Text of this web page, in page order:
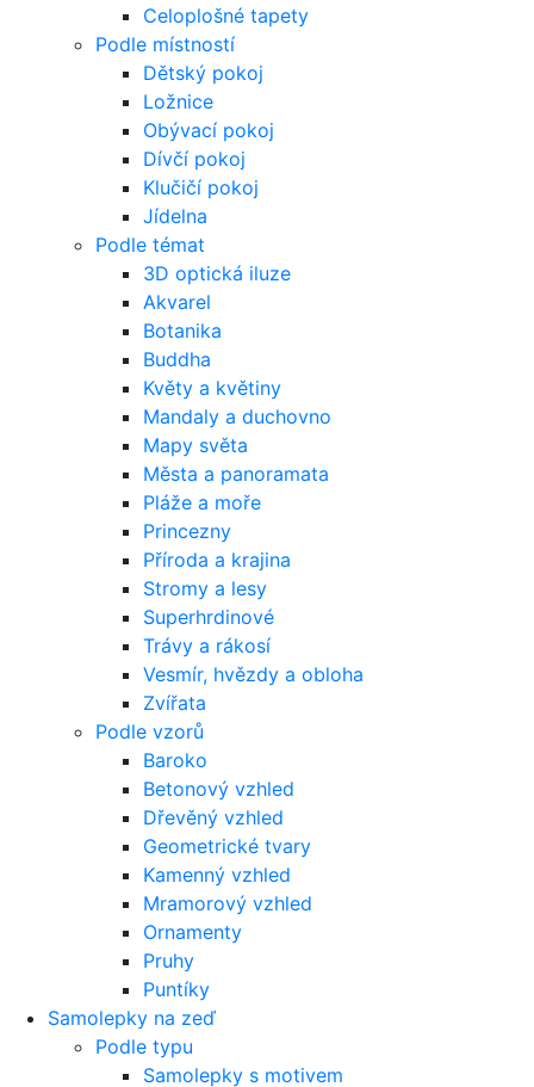
Celoplošné tapety
Podle místností
Dětský pokoj
Ložnice
Obývací pokoj
Dívčí pokoj
Klučičí pokoj
Jídelna
Podle témat
3D optická iluze
Akvarel
Botanika
Buddha
Květy a květiny
Mandaly a duchovno
Mapy světa
Města a panoramata
Pláže a moře
Princezny
Příroda a krajina
Stromy a lesy
Superhrdinové
Trávy a rákosí
Vesmír, hvězdy a obloha
Zvířata
Podle vzorů
Baroko
Betonový vzhled
Dřevěný vzhled
Geometrické tvary
Kamenný vzhled
Mramorový vzhled
Ornamenty
Pruhy
Puntíky
Samolepky na zeď
Podle typu
Samolepky s motivem